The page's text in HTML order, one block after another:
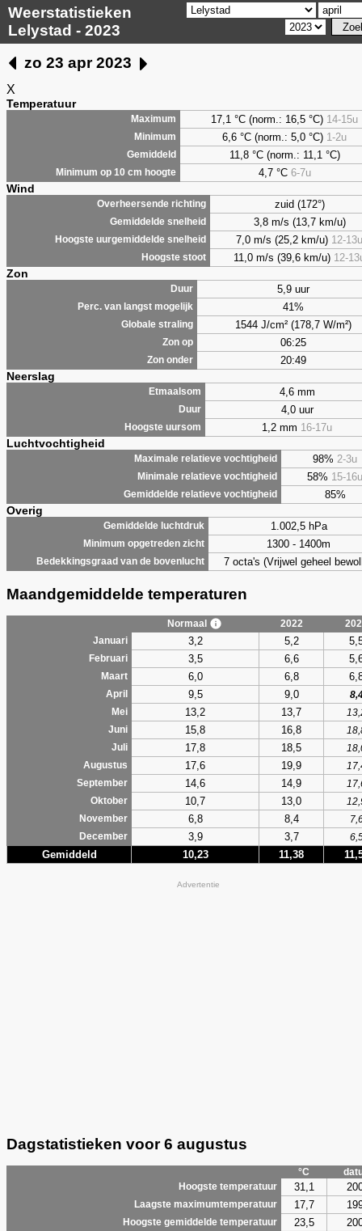
Weerstatistieken
Lelystad - 2023
zo 23 apr 2023
X
Temperatuur
Maximum 17,1 °C (norm.: 16,5 °C) 14-15u
Minimum 6,6 °C (norm.: 5,0 °C) 1-2u
Gemiddeld 11,8 °C (norm.: 11,1 °C)
Minimum op 10 cm hoogte 4,7°C 6-7u
Wind
Overheersende richting zuid (172°)
Gemiddelde snelheid 3,8 m/s (13,7 km/u)
Hoogste uurgemiddelde snelheid 7,0 m/s (25,2 km/u) 12-13u
Hoogste stoot 11,0 m/s (39,6 km/u) 12-
Zon
Duur 5,9 uur
Perc. van langst mogelijk 41%
Globale straling 1544 J/cm² (178,7 W/m²)
Zon op 06:25
Zon onder 20:49
Neerslag
Etmaalsom 4,6 mm
Duur 4,0 uur
Hoogste uursom 1,2 mm 16-17u
Luchtvochtigheid
Maximale relatieve vochtigheid 98% 2-3u
Minimale relatieve vochtigheid 58% 15-16u
Gemiddelde relatieve vochtigheid 85%
Overig
Gemiddelde luchtdruk 1.002,5 hPa
Minimum opgetreden zicht 1300 - 1400m
Bedekkingsgraad van de bovenlucht 7 octa's (Vrijwel geheel
Maandgemiddelde temperaturen
Normaal 2022
Januari
3,2 5,2
Februari 3,5 6,6
Maart 6,0 6,8
April 9,5 9,0
Mei
13,2 13,7
Juni
15,8 16,8
Juli
17,8 18,5
Augustus
17,6 19,9
September
14,6 14,9
Oktober
10,7 13,0
November
6,8 8,4
December
3,9 3,7
Gemiddeld 10,23 11,38
Advertentie
Dagstatistieken voor 6 augustus
°C
Hoogste temperatuur
31,1
Laagste maximumtemperatuur 17,7
Hoogste gemiddelde temperatuur 23,5